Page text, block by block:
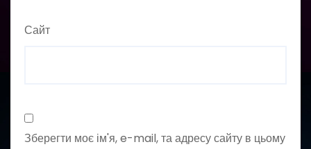
Сайт
Зберегти моє ім'я, e-mail, та адресу сайту в цьому